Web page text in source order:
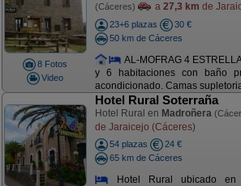
8 Fotos
Video
(Cáceres) a 27,3 km de
23+6 plazas
30 €
50 km de Cáceres
AL-MOFRAG 4
y 6 habitaciones con baño
acondicionado. Camas
Hotel Rural Soterraña
Hotel Rural en Madroñera
de Jaraicejo (Cáceres)
54 plazas
24 €
65 km de Cáceres
Hotel Rural ubicado en